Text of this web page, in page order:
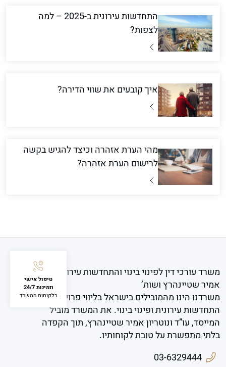
התחדשות עירונית ב-2025 – למה
לצפות?
איך קובעים את שווי הדירה?
מהי הערת אזהרה וכיצד להגיש בקשה
לרישום הערת אזהרה?
משרד עורכי דין לפינוי בינוי והתחדשות עירונית
אמיר שטיינהרץ ושות’
משרדנו הינו מהמובילים בישראל בליווי פרויקטים של
התחדשות עירונית ופינוי בינוי. את המשרד מוביל
המייסד, עו”ד ונוטריון אמיר שטיינהרץ, תוך הקפדה
בלתי מתפשרת על טובת לקוחותיו.
03-6329444
טיפול אישי
וזמינות 24/7
בלקוחות המשרד